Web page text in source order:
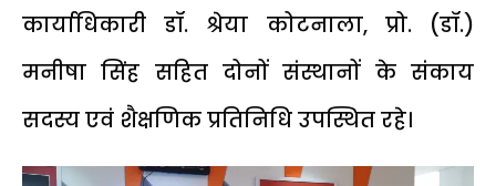
कार्याधिकारी डॉ. श्रेया कोटनाला, प्रो. (डॉ.)
मनीषा सिंह सहित दोनों संस्थानों के संकाय
सदस्य एवं शैक्षणिक प्रतिनिधि उपस्थित रहे।